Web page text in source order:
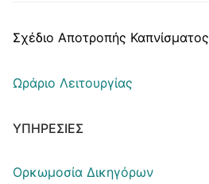
Σχέδιο Αποτροπής Καπνίσματος
Ωράριο Λειτουργίας
ΥΠΗΡΕΣΊΕΣ
Ορκωμοσία Δικηγόρων